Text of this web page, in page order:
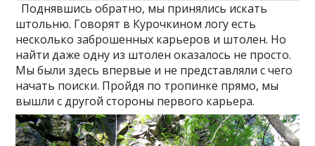
Поднявшись обратно, мы принялись искать
штольню. Говорят в Курочкином логу есть
несколько заброшенных карьеров и штолен. Но
найти даже одну из штолен оказалось не просто.
Мы были здесь впервые и не представляли с чего
начать поиски. Пройдя по тропинке прямо, мы
вышли с другой стороны первого карьера.